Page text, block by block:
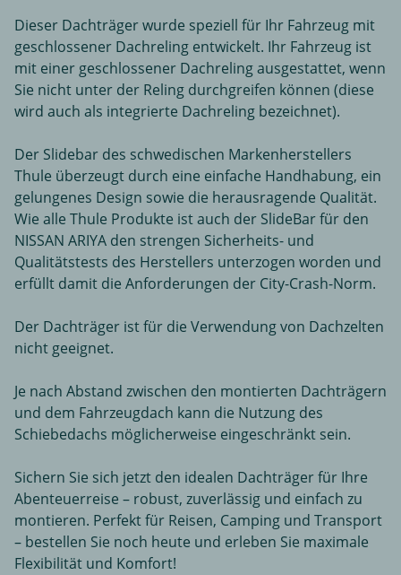
Dieser Dachträger wurde speziell für Ihr Fahrzeug mit
geschlossener Dachreling entwickelt. Ihr Fahrzeug ist
mit einer geschlossener Dachreling ausgestattet, wenn
Sie nicht unter der Reling durchgreifen können (diese
wird auch als integrierte Dachreling bezeichnet).
Der Slidebar des schwedischen Markenherstellers
Thule überzeugt durch eine einfache Handhabung, ein
gelungenes Design sowie die herausragende Qualität.
Wie alle Thule Produkte ist auch der SlideBar für den
NISSAN ARIYA den strengen Sicherheits- und
Qualitätstests des Herstellers unterzogen worden und
erfüllt damit die Anforderungen der City-Crash-Norm.
Der Dachträger ist für die Verwendung von Dachzelten
nicht geeignet.
Je nach Abstand zwischen den montierten Dachträgern
und dem Fahrzeugdach kann die Nutzung des
Schiebedachs möglicherweise eingeschränkt sein.
Sichern Sie sich jetzt den idealen Dachträger für Ihre
Abenteuerreise – robust, zuverlässig und einfach zu
montieren. Perfekt für Reisen, Camping und Transport
– bestellen Sie noch heute und erleben Sie maximale
Flexibilität und Komfort!